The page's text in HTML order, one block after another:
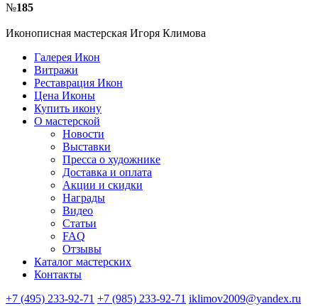
№185
Иконописная мастерская Игоря Климова
Галерея Икон
Витражи
Реставрация Икон
Цена Иконы
Купить икону
О мастерской
Новости
Выставки
Пресса о художнике
Доставка и оплата
Акции и скидки
Награды
Видео
Статьи
FAQ
Отзывы
Каталог мастерских
Контакты
+7 (495) 233-92-71 +7 (985) 233-92-71 iklimov2009@yandex.ru